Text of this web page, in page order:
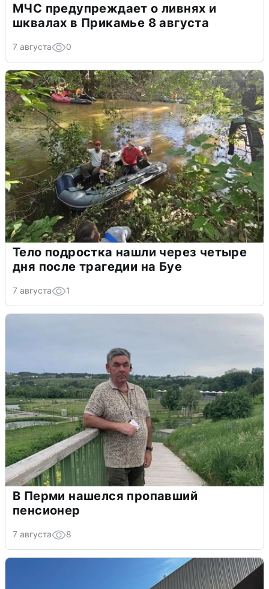
МЧС предупреждает о ливнях и
шквалах в Прикамье 8 августа
7 августа 0
Тело подростка нашли через четыре
дня после трагедии на Буе
7 августа 1
В Перми нашелся пропавший
пенсионер
7 августа 8